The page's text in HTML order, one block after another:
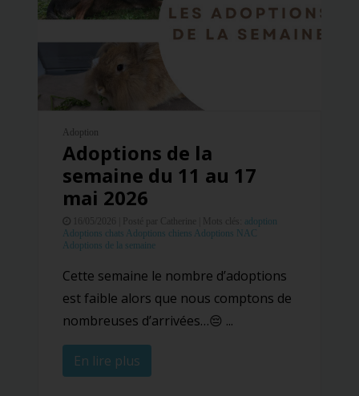
Adoption
Adoptions de la
semaine du 11 au 17
mai 2026
Posté par Catherine | Mots clés: adoption
Adoptions chats Adoptions chiens Adoptions NAC
Adoptions de la semaine
Cette semaine le nombre d’adoptions
est faible alors que nous comptons de
nombreuses d’arrivées…😔 ...
En lire plus